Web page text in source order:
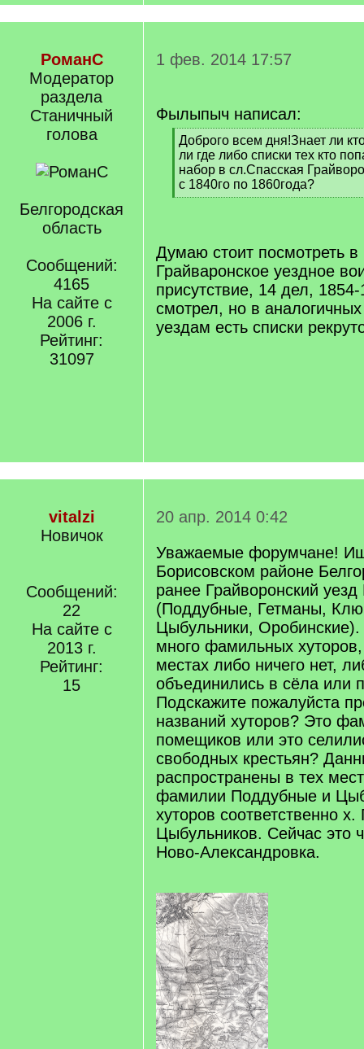
РоманС
Модератор
раздела
Станичный
голова
Белгородская
область
Сообщений:
4165
На сайте с
2006 г.
Рейтинг:
31097
1 фев. 2014 17:57
Фылыпыч написал:
[
q
]
Доброго всем дня!Знает ли
ли где либо списки тех кто
набор в сл.Спасская
с 1840го по 1860года?
[
Думаю стоит посмотреть
Грайваронское уездное
присутствие, 14 дел, 1854-
смотрел, но в
уездам есть списки
vitalzi
Новичок
Сообщений:
22
На сайте с
2013 г.
Рейтинг:
15
20 апр. 2014 0:42
Уважаемые форумчане!
Борисовском районе
ранее Грайворонский уезд
(Поддубные, Гетманы,
Цыбульники,
много фамильных
местах либо ничего нет,
объединились в сёла или
Подскажите пожалуйста
названий хуторов? Это
помещиков или это
свободных крестьян?
распространены в тех
фамилии Поддубные и
хуторов соответственно
Цыбульников. Сейчас это
Ново-Александровка.